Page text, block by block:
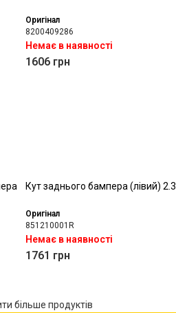
Оригінал
8200409286
Немає в наявності
1606 грн
Кут заднього бампера (лівий) 2.3
Оригінал
851210001R
Немає в наявності
1761 грн
більше продуктів